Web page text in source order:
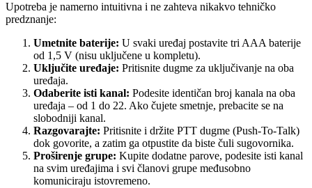
Upotreba je namerno intuitivna i ne zahteva nikakvo tehničko
predznanje:
Umetnite baterije: U svaki uređaj postavite tri AAA baterije
od 1,5 V (nisu uključene u kompletu).
Uključite uređaje: Pritisnite dugme za uključivanje na oba
uređaja.
Odaberite isti kanal: Podesite identičan broj kanala na oba
uređaja – od 1 do 22. Ako čujete smetnje, prebacite se na
slobodniji kanal.
Razgovarajte: Pritisnite i držite PTT dugme (Push-To-Talk)
dok govorite, a zatim ga otpustite da biste čuli sugovornika.
Proširenje grupe: Kupite dodatne parove, podesite isti kanal
na svim uređajima i svi članovi grupe međusobno
komuniciraju istovremeno.